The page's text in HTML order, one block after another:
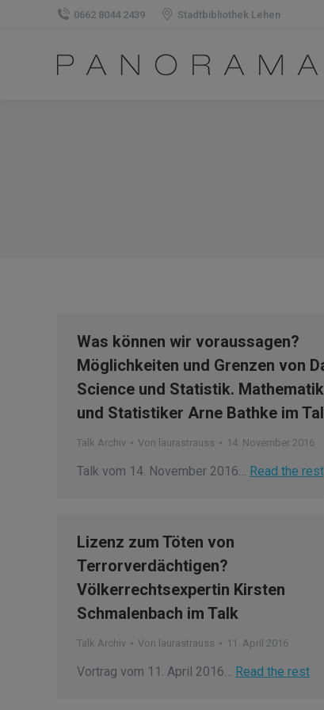
0662 8044 2439 Stadtbibliothek Lehen
Was können wir voraussagen?
Möglichkeiten und Grenzen von
Science und Statistik.
und Statistiker Arne Bathke im
Talk Archiv Von laurastrauss 14. November 2016
Talk vom 14. November 2016… Read the rest
Lizenz zum Töten von
Terrorverdächtigen?
Völkerrechtsexpertin Kirsten
Schmalenbach im Talk
Talk Archiv Von laurastrauss 11. April 2016
Vortrag vom 11. April 2016… Read the rest